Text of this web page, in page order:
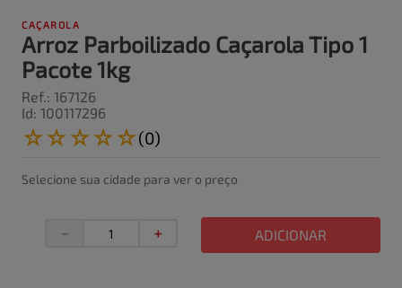
CAÇAROLA
Arroz Parboilizado Caçarola Tipo 1
Pacote 1kg
Ref. : 167126
Id: 100117296
☆☆☆☆☆(0)
Selecione sua cidade para ver o preço
＋
－ ADICIONAR